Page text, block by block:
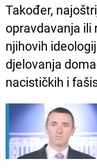
Također,
opravdavanja ili
njihovih
djelovanja
nacističkih i